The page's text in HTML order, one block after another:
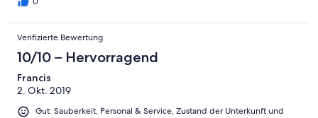
Verifizierte Bewertung
10/10 – Hervorragend
Francis
2. Okt. 2019
Gut: Sauberkeit, Personal & Service, Zustand der Unterkunft und